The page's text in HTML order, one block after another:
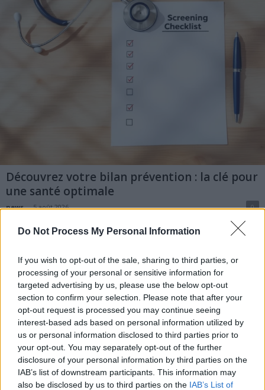
Do Not Process My Personal Information
If you wish to opt-out of the sale, sharing to third parties, or
processing of your personal or sensitive information for
targeted advertising by us, please use the below opt-out
section to confirm your selection. Please note that after your
opt-out request is processed you may continue seeing
interest-based ads based on personal information utilized by
us or personal information disclosed to third parties prior to
your opt-out. You may separately opt-out of the further
disclosure of your personal information by third parties on the
IAB’s list of downstream participants. This information may
also be disclosed by us to third parties on the IAB’s List of
Découvrez votre bilan prévention : la clé pour
une santé optimale
news - 5 août 2026 0
Qu'est-ce que "Mon bilan prévention" ? Il s'agit d'un rendez-vous de 30 à 45
minutes, réservé à la prévention en santé. Contrairement à une consultation